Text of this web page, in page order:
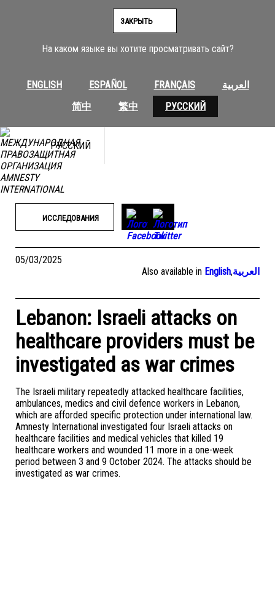
На каком языке вы хотите просматривать сайт?
ENGLISH ESPAÑOL FRANÇAIS
العربية
简中
繁中 РУССКИЙ
ЗАКРЫТЬ
РУССКИЙ
ИССЛЕДОВАНИЯ
05/03/2025
Also available in English,العربية
Lebanon: Israeli attacks on
healthcare providers must be
investigated as war crimes
The Israeli military repeatedly attacked healthcare facilities,
ambulances, medics and civil defence workers in Lebanon,
which are afforded specific protection under international law.
Amnesty International investigated four Israeli attacks on
healthcare facilities and medical vehicles that killed 19
healthcare workers and wounded 11 more in a one-week
period between 3 and 9 October 2024. The attacks should be
investigated as war crimes.